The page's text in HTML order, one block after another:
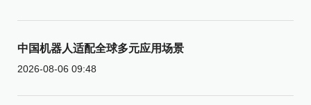
中国机器人适配全球多元应用场景
2026-08-06 09:48